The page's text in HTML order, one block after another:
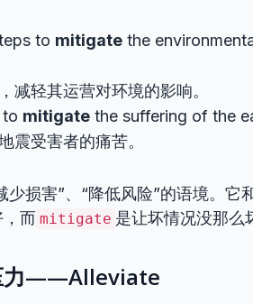
to mitigate the
减轻其运营对环境的影响。
to mitigate the suffering of the
震受害者的痛苦。
少损害”、“降低风险”的语境。它
而 mitigate 是让坏情况没那么
力——Alleviate